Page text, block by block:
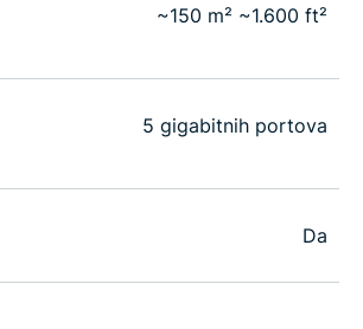
~150 m² ~1.600 ft²
5 gigabitnih portova
Da